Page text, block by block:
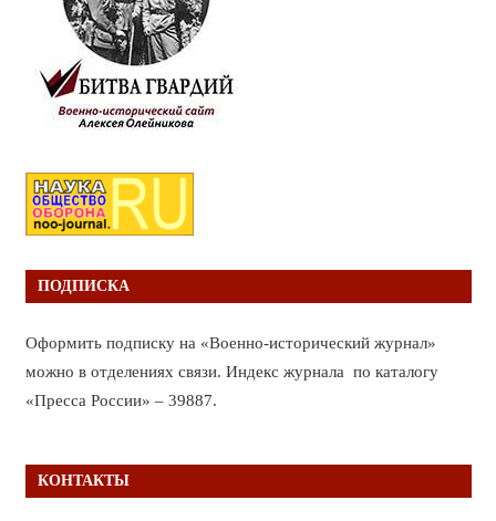
ПОДПИСКА
Оформить подписку на «Военно-исторический журнал»
можно в отделениях связи. Индекс журнала по каталогу
«Пресса России» – 39887.
КОНТАКТЫ